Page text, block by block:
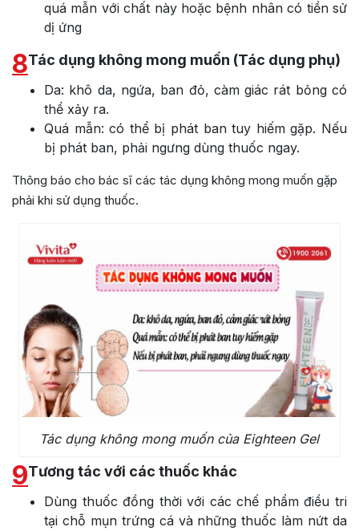
quá mẫn với chất này hoặc bệnh nhân có tiền sử
dị ứng
8Tác dụng không mong muốn (Tác dụng phụ)
Da: khô da, ngứa, ban đỏ, càm giác rát bỏng có
thể xảy ra.
Quá mẫn: có thể bị phát ban tuy hiếm gặp. Nếu
bị phát ban, phải ngưng dùng thuốc ngay.
Thông báo cho bác sĩ các tác dụng không mong muốn gặp
phải khi sử dụng thuốc.
Tác dụng không mong muốn của Eighteen Gel
9Tương tác với các thuốc khác
Dùng thuốc đồng thời với các chế phẩm điều tri
tại chỗ mụn trứng cá và những thuốc làm nứt da